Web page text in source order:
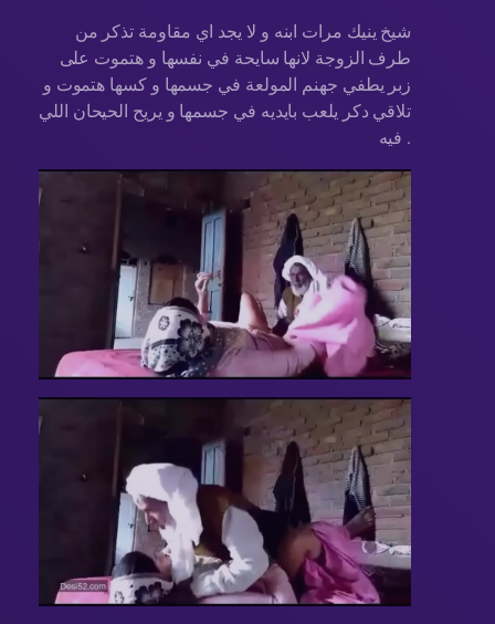
شيخ ينيك مرات ابنه و لا يجد اي مقاومة تذكر من
طرف الزوجة لانها سايحة في نفسها و هتموت على
زبر يطفي جهنم المولعة في جسمها و كسها هتموت و
تلاقي دكر يلعب بايديه في جسمها و يريح الحيحان اللي
فيه .